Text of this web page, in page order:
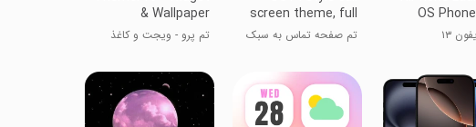
OS
۱۳
screen theme, full
screen video
تم صفحه تماس به سبک
& Wallpaper
تم پرو - ویجت و کاغذ